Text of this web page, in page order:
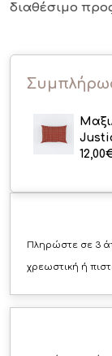
διαθέσιμο
12,00
Πληρώστε σε 3
χρεωστική ή